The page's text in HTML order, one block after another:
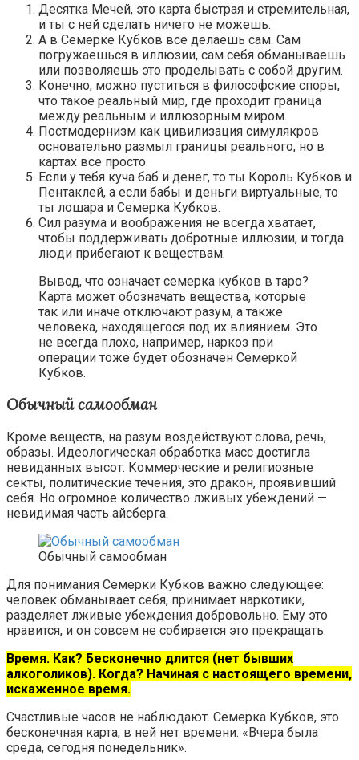
Десятка Мечей, это карта быстрая и стремительная,
и ты с ней сделать ничего не можешь.
А в Семерке Кубков все делаешь сам. Сам
погружаешься в иллюзии, сам себя обманываешь
или позволяешь это проделывать с собой другим.
Конечно, можно пуститься в философские споры,
что такое реальный мир, где проходит граница
между реальным и иллюзорным миром.
Постмодернизм как цивилизация симулякров
основательно размыл границы реального, но в
картах все просто.
Если у тебя куча баб и денег, то ты Король Кубков и
Пентаклей, а если бабы и деньги виртуальные, то
ты лошара и Семерка Кубков.
Сил разума и воображения не всегда хватает,
чтобы поддерживать добротные иллюзии, и тогда
люди прибегают к веществам.
Вывод, что означает семерка кубков в таро?
Карта может обозначать вещества, которые
так или иначе отключают разум, а также
человека, находящегося под их влиянием. Это
не всегда плохо, например, наркоз при
операции тоже будет обозначен Семеркой
Кубков.
Обычный самообман
Кроме веществ, на разум воздействуют слова, речь,
образы. Идеологическая обработка масс достигла
невиданных высот. Коммерческие и религиозные
секты, политические течения, это дракон, проявивший
себя. Но огромное количество лживых убеждений —
невидимая часть айсберга.
Обычный самообман
Для понимания Семерки Кубков важно следующее:
человек обманывает себя, принимает наркотики,
разделяет лживые убеждения добровольно. Ему это
нравится, и он совсем не собирается это прекращать.
Время. Как? Бесконечно длится (нет бывших
алкоголиков). Когда? Начиная с настоящего времени,
искаженное время.
Счастливые часов не наблюдают. Семерка Кубков, это
бесконечная карта, в ней нет времени: «Вчера была
среда, сегодня понедельник».